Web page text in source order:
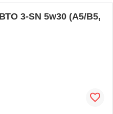
3-SN 5w30 (A5/B5,